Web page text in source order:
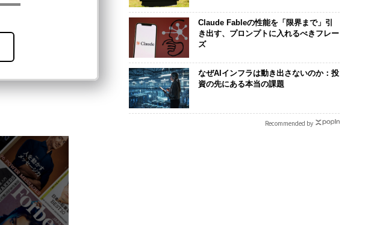
Claude Fableの性能を「限界まで」引
き出す、プロンプトに入れるべきフレー
ズ
なぜAIインフラは動き出さないのか：投
資の先にある本当の課題
Recommended by